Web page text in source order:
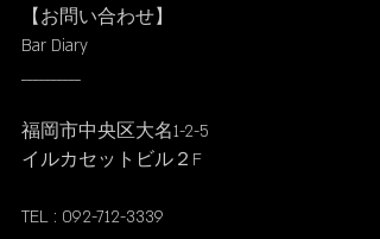
【お問い合わせ】
Bar Diary
__________
福岡市中央区大名1-2-5
イルカセットビル２F
TEL : 092-712-3339